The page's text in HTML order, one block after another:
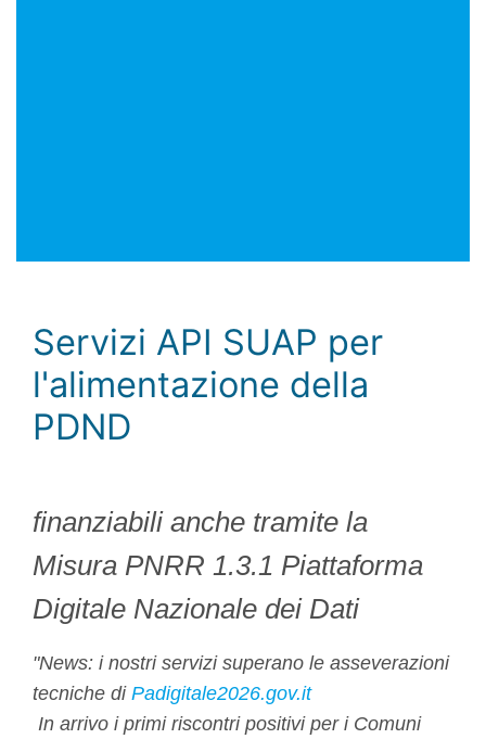
Servizi API SUAP per
l'alimentazione della
PDND
finanziabili anche tramite la
Misura PNRR 1.3.1 Piattaforma
Digitale Nazionale dei Dati
"News: i nostri servizi superano le asseverazioni
tecniche di Padigitale2026.gov.it
In arrivo i primi riscontri positivi per i Comuni